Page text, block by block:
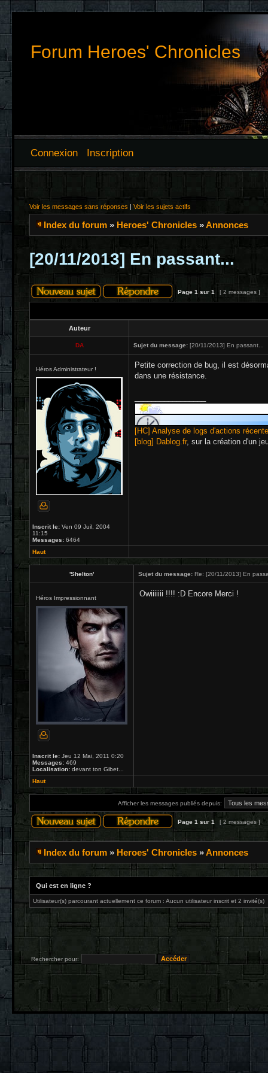
Forum Heroes' Chronicles
Connexion Inscription
Voir les messages sans réponses | Voir les sujets actifs
Index du forum » Heroes' Chronicles »Annonces
[20/11/2013] En passant...
Page 1 sur 1 [ 2 messages ]
Auteur
DA Sujet du message: [20/11/2013] En passant...
Héros Administrateur !
Inscrit le: Ven 09 Juil, 2004
11:15
Messages: 6464
Petite correction de bug, il est
dans une résistance.
[HC] Analyse de logs d'actions
[blog] Dablog.fr, sur la création d'un
Haut
'Shelton' Sujet du message: Re: [20/11/2013] En
Héros Impressionnant
Inscrit le: Jeu 12 Mai, 2011 0:20
Messages: 469
Localisation: devant ton Gibet...
Owiiiiiii !!!! :D Encore Merci !
Haut
Afficher les messages publiés depuis:
Page 1 sur 1 [ 2 messages ]
Index du forum » Heroes' Chronicles »Annonces
Qui est en ligne ?
Utilisateur(s) parcourant actuellement ce forum : Aucun utilisateur inscrit et 2 invité(s)
Rechercher pour: